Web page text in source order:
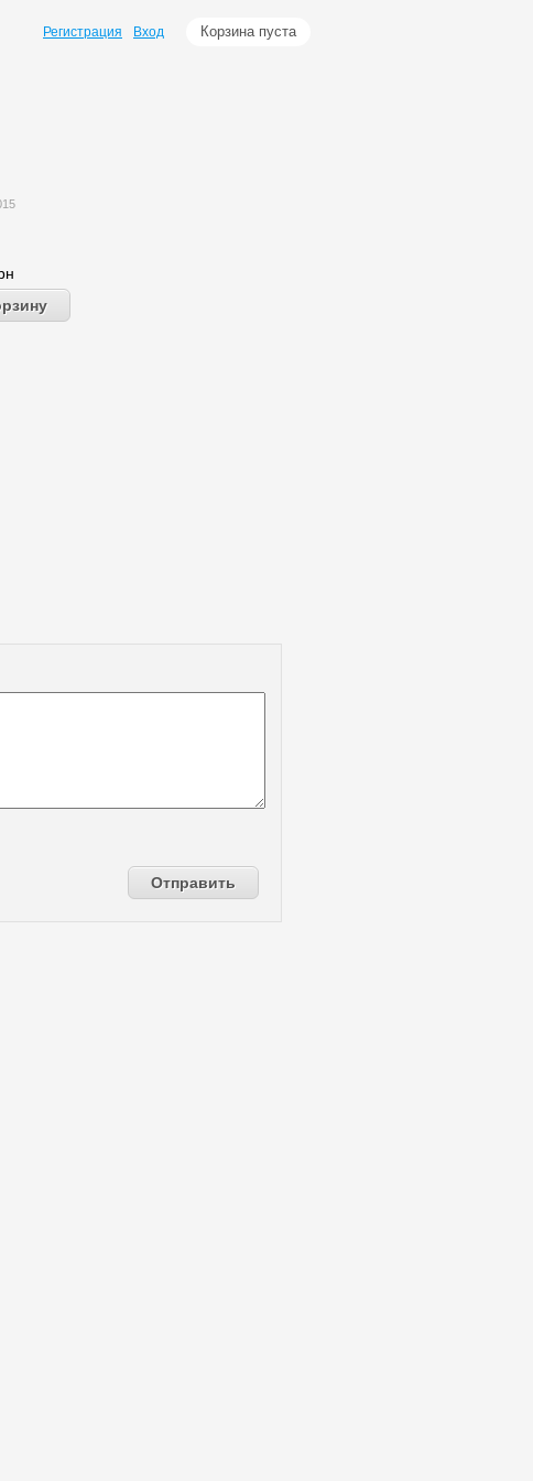
Корзина пуста
Регистрация Вход